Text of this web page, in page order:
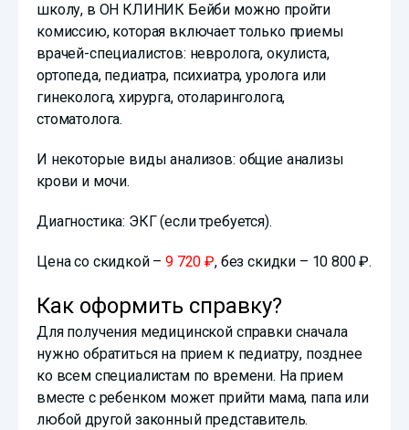
школу, в ОН КЛИНИК Бейби можно пройти
комиссию, которая включает только приемы
врачей-специалистов: невролога, окулиста,
ортопеда, педиатра, психиатра, уролога или
гинеколога, хирурга, отоларинголога,
стоматолога.
И некоторые виды анализов: общие анализы
крови и мочи.
Диагностика: ЭКГ (если требуется).
Цена со скидкой –9 720 ₽, без скидки – 10 800 ₽.
Как оформить справку?
Для получения медицинской справки сначала
нужно обратиться на прием к педиатру, позднее
ко всем специалистам по времени. На прием
вместе с ребенком может прийти мама, папа или
любой другой законный представитель.